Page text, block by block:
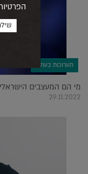
תערוכות בעולם
מי הם המעצבים
29.11.2022